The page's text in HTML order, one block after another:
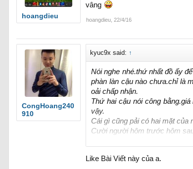
hoangdieu
vâng
hoangdieu 22/4/16
CongHoang240
910
kyuc9x said: ↑
Nói nghe nhé.thứ nhất đồ ấy
phàn làn cậu nào chưa.chỉ là
oải chấp nhận.
Thứ hai cậu nói công
vậy.
Cái gì cũng pải có hai mặt
Cười người hôm trước hôm
Luật nhân quả.lên GT có
Like Bài Viết này của a.